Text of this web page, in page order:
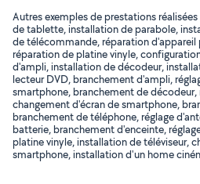
Autres exemples de prestations
de tablette, installation de parabole,
de télécommande, réparation
réparation de platine vinyle,
d'ampli, installation de décodeur,
lecteur DVD, branchement d'ampli,
smartphone, branchement de décodeur,
changement d'écran de smartphone,
branchement de téléphone, réglage
batterie, branchement d'enceinte,
platine vinyle, installation de téléviseur,
smartphone, installation d'un home